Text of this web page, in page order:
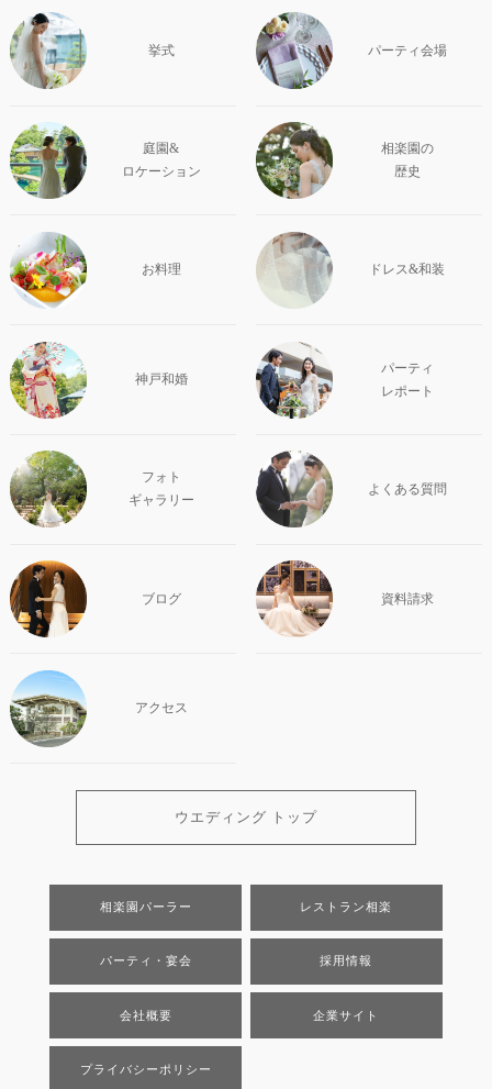
挙式 パーティ会場
庭園&
ロケーション
相楽園の
歴史
お料理 ドレス&和装
神戸和婚
パーティ
レポート
フォト
ギャラリー
よくある質問
ブログ 資料請求
アクセス
ウエディング トップ
相楽園パーラー レストラン相楽
パーティ・宴会 採用情報
会社概要 企業サイト
プライバシーポリシー